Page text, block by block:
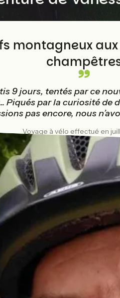
montagneux
9 jours, tentés par ce
Piqués par la curiosité de
pas encore, nous
Voyage à vélo effectué en